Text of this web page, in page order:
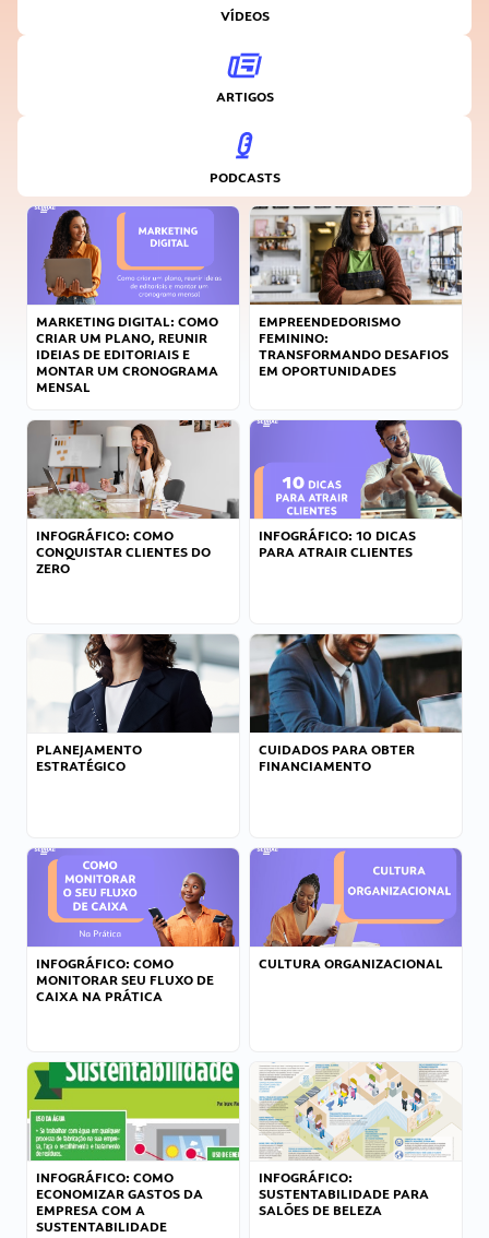
VÍDEOS
ARTIGOS
PODCASTS
MARKETING DIGITAL: COMO
CRIAR UM PLANO, REUNIR
IDEIAS DE EDITORIAIS E
MONTAR UM CRONOGRAMA
MENSAL
EMPREENDEDORISMO
FEMININO:
TRANSFORMANDO DESAFIOS
EM OPORTUNIDADES
INFOGRÁFICO: COMO
CONQUISTAR CLIENTES DO
ZERO
INFOGRÁFICO: 10 DICAS
PARA ATRAIR CLIENTES
PLANEJAMENTO
ESTRATÉGICO
CUIDADOS PARA OBTER
FINANCIAMENTO
INFOGRÁFICO: COMO
MONITORAR SEU FLUXO DE
CAIXA NA PRÁTICA
CULTURA ORGANIZACIONAL
INFOGRÁFICO: COMO
ECONOMIZAR GASTOS DA
EMPRESA COM A
SUSTENTABILIDADE
INFOGRÁFICO:
SUSTENTABILIDADE PARA
SALÕES DE BELEZA